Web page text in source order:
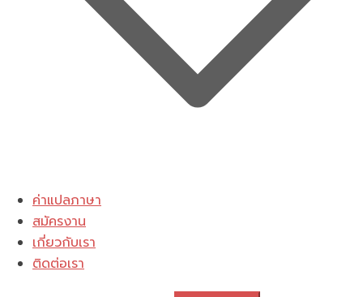
ค่าแปลภาษา
สมัครงาน
เกี่ยวกับเรา
ติดต่อเรา